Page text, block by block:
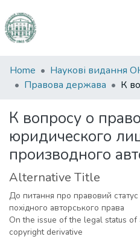
Communities
&
All of DSpace
Statistics
Home
Правова держава
К вопросу о
юридического
производного
Alternative Title
До питання про правовий
похідного авторського права
On the issue of the legal status
copyright derivative